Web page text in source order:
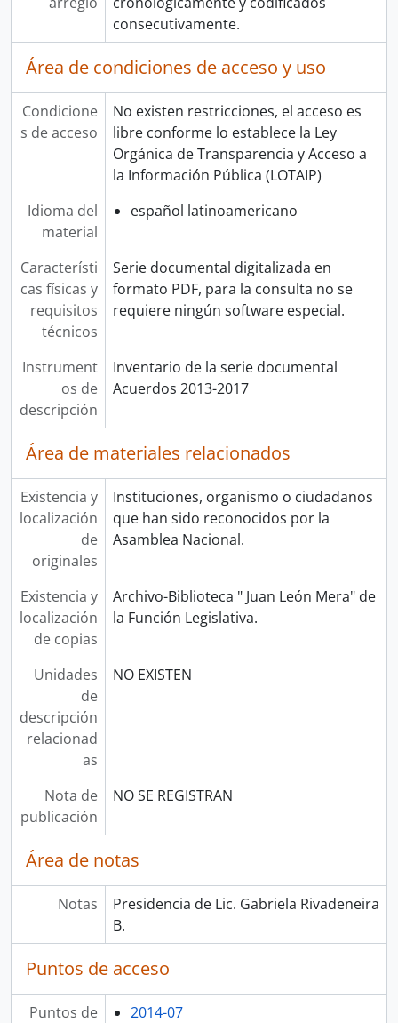
consecutivamente.
Área de condiciones de acceso y uso
Condicione
s de acceso
No existen restricciones, el acceso es
libre conforme lo establece la Ley
Orgánica de Transparencia y Acceso a
la Información Pública (LOTAIP)
Idioma del
material
español latinoamericano
Característi
cas físicas y
requisitos
técnicos
Serie documental digitalizada en
formato PDF, para la consulta no se
requiere ningún software especial.
Instrument
os de
descripción
Inventario de la serie documental
Acuerdos 2013-2017
Área de materiales relacionados
Existencia y
localización
de
originales
Instituciones, organismo o ciudadanos
que han sido reconocidos por la
Asamblea Nacional.
Existencia y
localización
de copias
Archivo-Biblioteca " Juan León Mera" de
la Función Legislativa.
Unidades
de
descripción
relacionad
as
NO EXISTEN
Nota de
publicación
NO SE REGISTRAN
Área de notas
Notas
Presidencia de Lic. Gabriela Rivadeneira
B.
Puntos de acceso
Puntos de
2014-07